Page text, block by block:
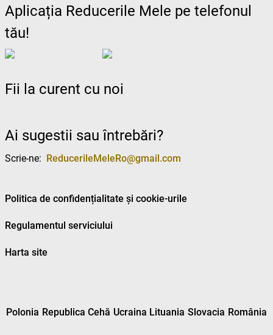
Aplicația Reducerile Mele pe telefonul
tău!
Fii la curent cu noi
Ai sugestii sau întrebări?
Scrie-ne: ReducerileMeleRo@gmail.com
Politica de confidențialitate și cookie-urile
Regulamentul serviciului
Harta site
Polonia Republica Cehă Ucraina Lituania Slovacia România